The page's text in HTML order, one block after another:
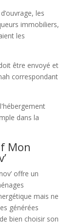
les
immobiliers,
les
être envoyé et
correspondant
dans la
Mon
offre un
mais ne
générées
bien choisir son